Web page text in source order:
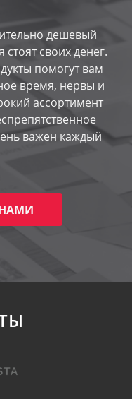
дешевый
стоят своих денег.
помогут вам
время, нервы и
ассортимент
важен каждый